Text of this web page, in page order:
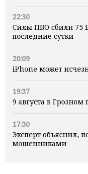
22:30
Силы ПВО сбили 75
последние сутки
20:09
iPhone может
19:37
9 августа в
17:30
Эксперт объяснил,
мошенниками